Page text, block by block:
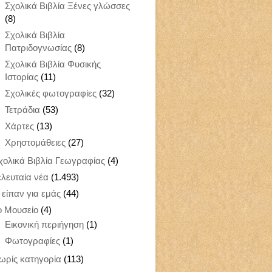
Σχολικά Βιβλία Ξένες γλώσσες
(8)
Σχολικά Βιβλία
Πατριδογνωσίας (8)
Σχολικά Βιβλία Φυσικής
Ιστορίας (11)
Σχολικές φωτογραφίες (32)
Τετράδια (53)
Χάρτες (13)
Χρηστομάθειες (27)
Βιβλία Γεωγραφίας (4)
νέα (1.493)
είπαν για εμάς (44)
Μουσείο (4)
Εικονική περιήγηση (1)
Φωτογραφίες (1)
κατηγορία (113)